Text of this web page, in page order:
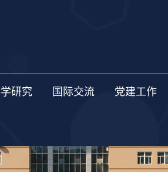
研究 国际交流 党建工作